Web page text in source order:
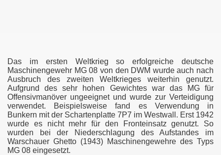
Das im ersten Weltkrieg so erfolgreiche deutsche
Maschinengewehr MG 08 von den DWM wurde auch nach
Ausbruch des zweiten Weltkrieges weiterhin genutzt.
Aufgrund des sehr hohen Gewichtes war das MG für
Offensivmanöver ungeeignet und wurde zur Verteidigung
verwendet. Beispielsweise fand es Verwendung in
Bunkern mit der Schartenplatte 7P7 im Westwall. Erst 1942
wurde es nicht mehr für den Fronteinsatz genutzt. So
wurden bei der Niederschlagung des Aufstandes im
Warschauer Ghetto (1943) Maschinengewehre des Typs
MG 08 eingesetzt.